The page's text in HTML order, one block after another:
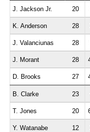
J. Jackson Jr. 20
K. Anderson 28
J. Valanciunas 28
J. Morant 28
D. Brooks 27
B. Clarke 23
T. Jones 20
Y. Watanabe 12